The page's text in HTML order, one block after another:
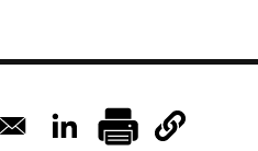
window
in a new window
Opens in a new